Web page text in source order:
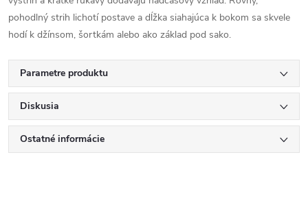
pohodlný strih lichotí postave a dĺžka siahajúca k bokom sa skvele
hodí k džínsom, šortkám alebo ako základ pod sako.
Parametre produktu
Diskusia
Ostatné informácie